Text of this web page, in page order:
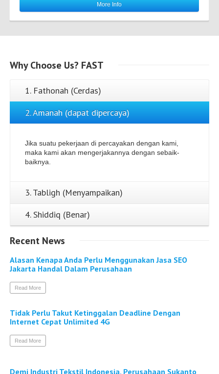
More Info
WhyChoose Us? FAST
1. Fathonah (Cerdas)
2. Amanah (dapat dipercaya)
Jika suatu pekerjaan di percayakan dengan kami,
maka kami akan mengerjakannya dengan sebaik-
baiknya.
3. Tabligh (Menyampaikan)
4. Shiddiq (Benar)
Recent News
Alasan Kenapa Anda Perlu Menggunakan Jasa SEO
Jakarta Handal Dalam Perusahaan
Read More
Tidak Perlu Takut Ketinggalan Deadline Dengan
Internet Cepat Unlimited 4G
Read More
Demi Industri Tekstil Indonesia, Perusahaan Sukanto